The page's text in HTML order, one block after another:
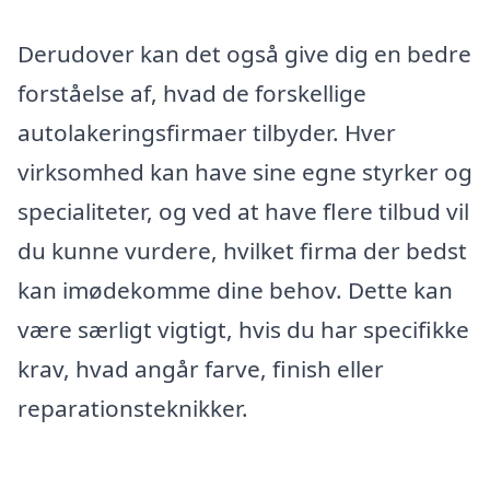
Derudover kan det også give dig en bedre
forståelse af, hvad de forskellige
autolakeringsfirmaer tilbyder. Hver
virksomhed kan have sine egne styrker og
specialiteter, og ved at have flere tilbud vil
du kunne vurdere, hvilket firma der bedst
kan imødekomme dine behov. Dette kan
være særligt vigtigt, hvis du har specifikke
krav, hvad angår farve, finish eller
reparationsteknikker.